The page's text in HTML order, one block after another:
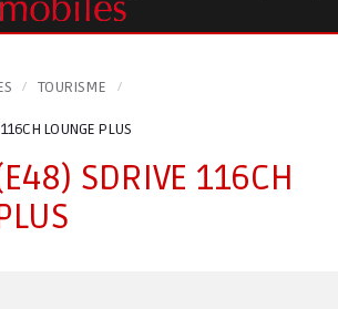
TOURISME
LOUNGE PLUS
SDRIVE 116CH